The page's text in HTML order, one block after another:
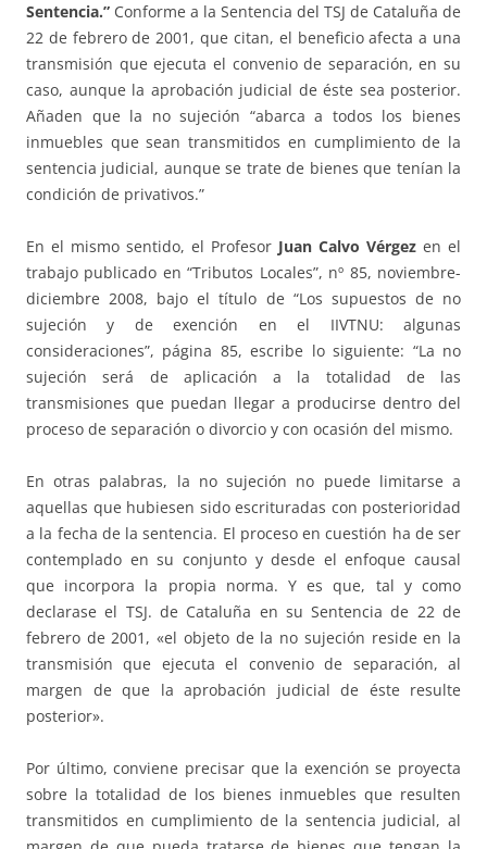
Sentencia.” Conforme a la Sentencia del TSJ de Cataluña de
22 de febrero de 2001, que citan, el beneficio afecta a una
transmisión que ejecuta el convenio de separación, en su
caso, aunque la aprobación judicial de éste sea posterior.
Añaden que la no sujeción “abarca a todos los bienes
inmuebles que sean transmitidos en cumplimiento de la
sentencia judicial, aunque se trate de bienes que tenían la
condición de privativos.”
En el mismo sentido, el Profesor Juan Calvo Vérgez en el
trabajo publicado en “Tributos Locales”, nº 85, noviembre-
diciembre 2008, bajo el título de “Los supuestos de no
sujeción y de exención en el IIVTNU: algunas
consideraciones”, página 85, escribe lo siguiente: “La no
sujeción será de aplicación a la totalidad de las
transmisiones que puedan llegar a producirse dentro del
proceso de separación o divorcio y con ocasión del mismo.
En otras palabras, la no sujeción no puede limitarse a
aquellas que hubiesen sido escrituradas con posterioridad
a la fecha de la sentencia. El proceso en cuestión ha de ser
contemplado en su conjunto y desde el enfoque causal
que incorpora la propia norma. Y es que, tal y como
declarase el TSJ. de Cataluña en su Sentencia de 22 de
febrero de 2001, «el objeto de la no sujeción reside en la
transmisión que ejecuta el convenio de separación, al
margen de que la aprobación judicial de éste resulte
posterior».
Por último, conviene precisar que la exención se proyecta
sobre la totalidad de los bienes inmuebles que resulten
transmitidos en cumplimiento de la sentencia judicial, al